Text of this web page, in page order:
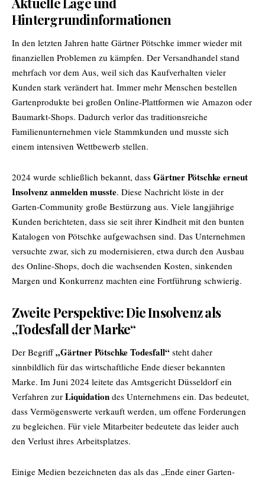
Hintergrundinformationen
In den letzten Jahren hatte Gärtner Pötschke immer wieder mit
finanziellen Problemen zu kämpfen. Der Versandhandel stand
mehrfach vor dem Aus, weil sich das Kaufverhalten vieler
Kunden stark verändert hat. Immer mehr Menschen bestellen
Gartenprodukte bei großen Online-Plattformen wie Amazon oder
Baumarkt-Shops. Dadurch verlor das traditionsreiche
Familienunternehmen viele Stammkunden und musste sich
einem intensiven Wettbewerb stellen.
2024 wurde schließlich bekannt, dass Gärtner Pötschke erneut
Insolvenz anmelden musste. Diese Nachricht löste in der
Garten-Community große Bestürzung aus. Viele langjährige
Kunden berichteten, dass sie seit ihrer Kindheit mit den bunten
Katalogen von Pötschke aufgewachsen sind. Das Unternehmen
versuchte zwar, sich zu modernisieren, etwa durch den Ausbau
des Online-Shops, doch die wachsenden Kosten, sinkenden
Margen und Konkurrenz machten eine Fortführung schwierig.
Zweite Perspektive: Die Insolvenz als
„Todesfall der Marke“
Der Begriff„Gärtner Pötschke Todesfall“ steht daher
sinnbildlich für das wirtschaftliche Ende dieser bekannten
Marke. Im Juni 2024 leitete das Amtsgericht Düsseldorf ein
Verfahren zur Liquidation des Unternehmens ein. Das bedeutet,
dass Vermögenswerte verkauft werden, um offene Forderungen
zu begleichen. Für viele Mitarbeiter bedeutete das leider auch
den Verlust ihres Arbeitsplatzes.
Einige Medien bezeichneten das als das „Ende einer Garten-